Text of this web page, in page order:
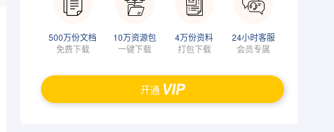
500万份文档
免费下载
10万资源包
一键下载
4万份资料
打包下载
24小时客服
会员专属
开通